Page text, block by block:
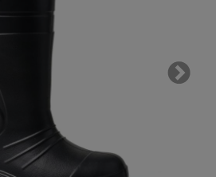
Next